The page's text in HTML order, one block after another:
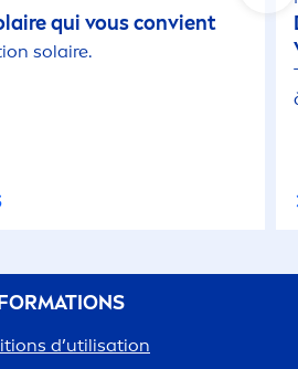
qui vous convient
ion solaire.
d’utilisation